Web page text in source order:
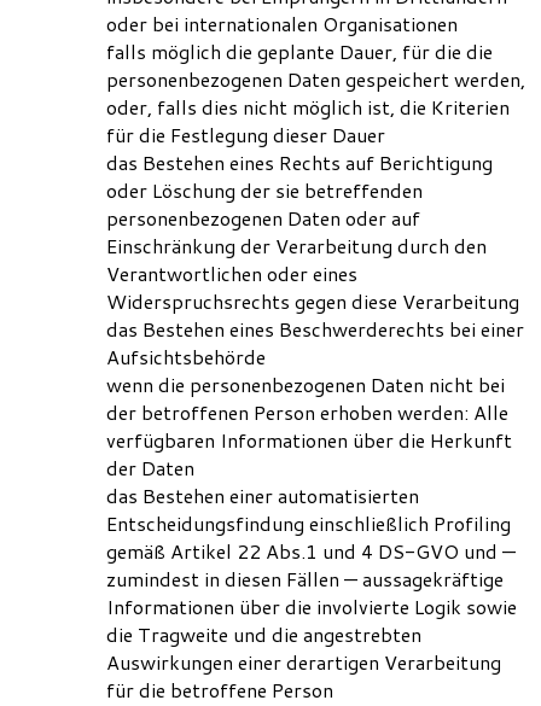
oder bei internationalen Organisationen
falls möglich die geplante Dauer, für die die
personenbezogenen Daten gespeichert werden,
oder, falls dies nicht möglich ist, die Kriterien
für die Festlegung dieser Dauer
das Bestehen eines Rechts auf Berichtigung
oder Löschung der sie betreffenden
personenbezogenen Daten oder auf
Einschränkung der Verarbeitung durch den
Verantwortlichen oder eines
Widerspruchsrechts gegen diese Verarbeitung
das Bestehen eines Beschwerderechts bei einer
Aufsichtsbehörde
wenn die personenbezogenen Daten nicht bei
der betroffenen Person erhoben werden: Alle
verfügbaren Informationen über die Herkunft
der Daten
das Bestehen einer automatisierten
Entscheidungsfindung einschließlich Profiling
gemäß Artikel 22 Abs.1 und 4 DS-GVO und —
zumindest in diesen Fällen — aussagekräftige
Informationen über die involvierte Logik sowie
die Tragweite und die angestrebten
Auswirkungen einer derartigen Verarbeitung
für die betroffene Person